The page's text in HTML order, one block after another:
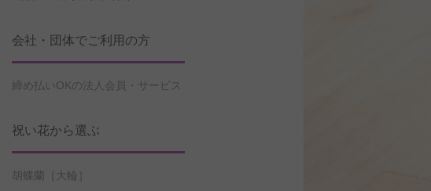
会社・団体でご利用の方
締め払いOKの法人会員・サービス
祝い花から選ぶ
胡蝶蘭［大輪］